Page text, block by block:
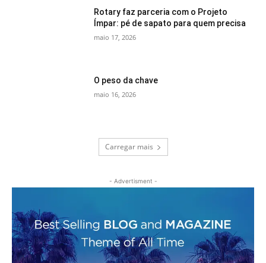
Rotary faz parceria com o Projeto
Ímpar: pé de sapato para quem precisa
maio 17, 2026
O peso da chave
maio 16, 2026
Carregar mais
- Advertisment -